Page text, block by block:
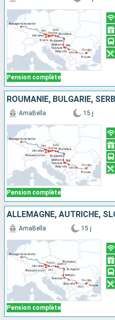
Pension complète
Pension complète
AmaBella 15 j
Pension complète
AmaBella 15 j